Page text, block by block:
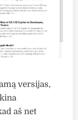
versijas,
aš net